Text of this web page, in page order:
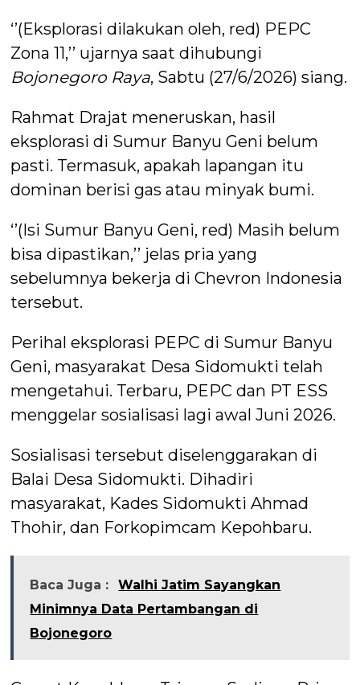
‘’(Eksplorasi dilakukan oleh, red) PEPC
Zona 11,’’ ujarnya saat dihubungi
Bojonegoro Raya, Sabtu (27/6/2026) siang.
Rahmat Drajat meneruskan, hasil
eksplorasi di Sumur Banyu Geni belum
pasti. Termasuk, apakah lapangan itu
dominan berisi gas atau minyak bumi.
‘’(Isi Sumur Banyu Geni, red) Masih belum
bisa dipastikan,’’ jelas pria yang
sebelumnya bekerja di Chevron Indonesia
tersebut.
Perihal eksplorasi PEPC di Sumur Banyu
Geni, masyarakat Desa Sidomukti telah
mengetahui. Terbaru, PEPC dan PT ESS
menggelar sosialisasi lagi awal Juni 2026.
Sosialisasi tersebut diselenggarakan di
Balai Desa Sidomukti. Dihadiri
masyarakat, Kades Sidomukti Ahmad
Thohir, dan Forkopimcam Kepohbaru.
Baca Juga :
Walhi Jatim Sayangkan
Minimnya Data Pertambangan di
Bojonegoro